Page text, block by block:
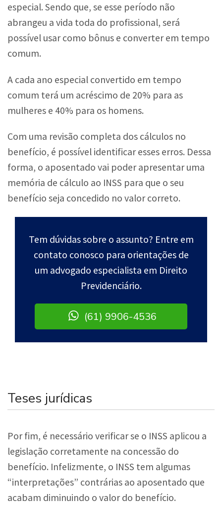
especial. Sendo que, se esse período não
abrangeu a vida toda do profissional, será
possível usar como bônus e converter em tempo
comum.
A cada ano especial convertido em tempo
comum terá um acréscimo de 20% para as
mulheres e 40% para os homens.
Com uma revisão completa dos cálculos no
benefício, é possível identificar esses erros. Dessa
forma, o aposentado vai poder apresentar uma
memória de cálculo ao INSS para que o seu
benefício seja concedido no valor correto.
Tem dúvidas sobre o assunto? Entre em
contato conosco para orientações de
um advogado especialista em Direito
Previdenciário.
(61) 9906-4536
Teses jurídicas
Por fim, é necessário verificar se o INSS aplicou a
legislação corretamente na concessão do
benefício. Infelizmente, o INSS tem algumas
“interpretações” contrárias ao aposentado que
acabam diminuindo o valor do benefício.